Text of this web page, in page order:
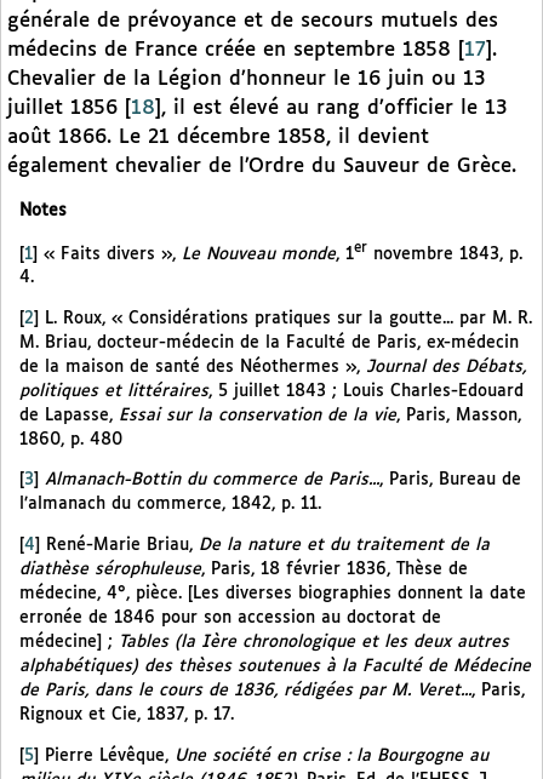
générale de prévoyance et de secours mutuels des
médecins de France créée en septembre 1858
17 .
Chevalier de la Légion d’honneur le 16 juin ou 13
juillet 1856
18 , il est élevé au rang d’officier le 13
août 1866. Le 21 décembre 1858, il devient
également chevalier de l’Ordre du Sauveur de Grèce.
Notes
[1] « Faits divers », Le Nouveau monde, 1er novembre 1843, p.
4.
[2]
L. Roux, « Considérations pratiques sur la goutte... par M. R.
M. Briau, docteur-médecin de la Faculté de Paris, ex-médecin
de la maison de santé des Néothermes », Journal des Débats,
politiques et littéraires, 5 juillet 1843 ; Louis Charles-Edouard
de Lapasse, Essai sur la conservation de la vie, Paris, Masson,
1860, p. 480
3 Almanach-Bottin du commerce de Paris..., Paris, Bureau de
l’almanach du commerce, 1842, p. 11.
4 René-Marie Briau, De la nature et du traitement de la
diathèse sérophuleuse, Paris, 18 février 1836, Thèse de
médecine, 4°, pièce. [Les diverses biographies donnent la date
erronée de 1846 pour son accession au doctorat de
médecine] ;
Tables (la Ière chronologique et les deux autres
alphabétiques) des thèses soutenues à la Faculté de Médecine
de Paris, dans le cours de 1836, rédigées par M. Veret..., Paris,
Rignoux et Cie, 1837, p. 17.
[5] Pierre Lévêque, Une société en crise : la Bourgogne au